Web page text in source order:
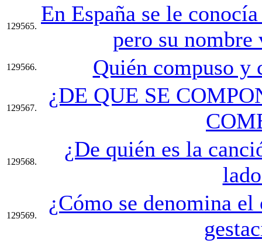
129565.
En España se le
pero su nombre
129566. Quién compuso y
129567.
¿DE QUE SE
129568.
¿De quién es la
129569.
¿Cómo se denomina